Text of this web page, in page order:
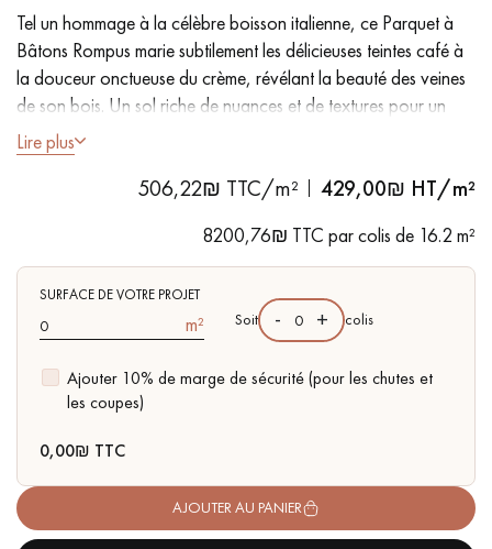
Nos conseillers sont disponibles au
09-8899140
VOUS AVEZ UN PROJET ?
Nos experts sont à votre disposition pour vous guider pas à
pas dans le choix et la pose de votre parquet.
Tel un hommage à la célèbre boisson italienne, ce Parquet à
Bâtons Rompus marie subtilement les délicieuses teintes café à
la douceur onctueuse du crème, révélant la beauté des veines
de son bois. Un sol riche de nuances et de textures pour un
intérieur cosy.
- Lames largeur 9 cm
- Choix Sélection - rendu homogène, rares nœuds < 10 mm et
traces d'aubiers
- Disponible dans d'autres formats
Lire plus
506,22₪ TTC/m² 429,00₪ HT/m²
8200,76₪ TTC par colis de 16.2 m²
SURFACE DE VOTRE PROJET
m²
Ajouter 10% de marge de sécurité (pour les chutes et
les coupes)
Soit - + colis
0,00₪ TTC
AJOUTER AU PANIER